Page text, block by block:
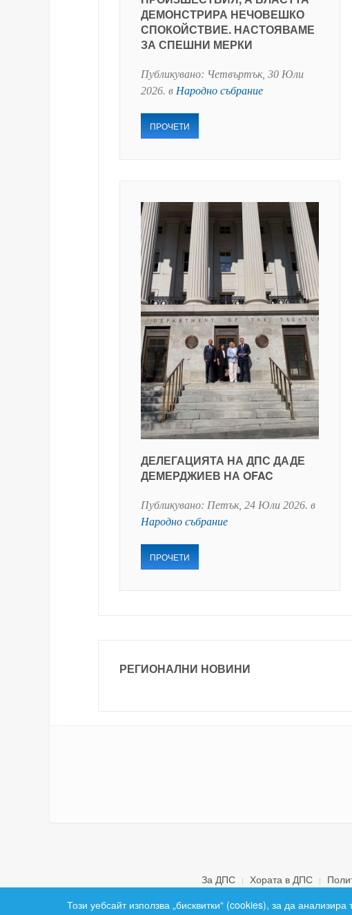
ДЕМОНСТРИРА НЕЧОВЕШКО
СПОКОЙСТВИЕ. НАСТОЯВАМЕ
ЗА СПЕШНИ МЕРКИ
Публикувано: Четвъртък, 30 Юли
2026. в Народно събрание
ПРОЧЕТИ
ДЕЛЕГАЦИЯТА НА ДПС ДАДЕ
ДЕМЕРДЖИЕВ НА OFAC
Публикувано: Петък, 24 Юли 2026. в
Народно събрание
ПРОЧЕТИ
РЕГИОНАЛНИ НОВИНИ
За ДПС Хората в ДПС
Този уебсайт използва „бисквитки“ (cookies), за да